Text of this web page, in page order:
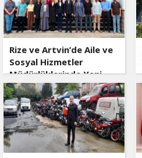
Rize ve Artvin’de Aile ve
Sosyal Hizmetler
Müdürlüklerinde Yeni
Dönem